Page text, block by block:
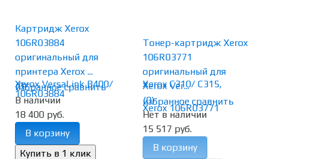
избранное сравнить
Картридж Xerox
106R03884
оригинальный для
принтера Xerox ...
(0)
В наличии
18 400 руб.
В корзину
избранное сравнить
Тонер-картридж Xerox
106R03771
оригинальный для
Xerox Ver...
(0)
Нет в наличии
15 517 руб.
В корзину